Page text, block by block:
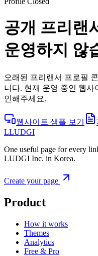
공개 프리랜
운영하지 않
오래된 프리랜서 프로필
니다. 현재 운영 중인 웹
인해주세요.
웹사이트 샘플 보기
LLUDGI
One useful page for every
LUDGI Inc. in Korea.
Create your page
Product
How it works
Themes
Analytics
Free & Pro